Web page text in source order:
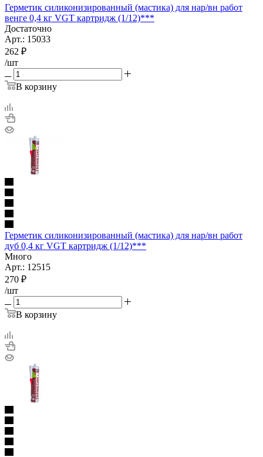
Герметик силиконизированный (мастика) для нар/вн работ
венге 0,4 кг VGT картридж (1/12)***
Достаточно
Арт.: 15033
262 ₽
/шт
В корзину
Герметик силиконизированный (мастика) для нар/вн работ
дуб 0,4 кг VGT картридж (1/12)***
Много
Арт.: 12515
270 ₽
/шт
В корзину